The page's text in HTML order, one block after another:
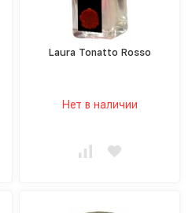
Laura Tonatto Rosso
Нет в наличии